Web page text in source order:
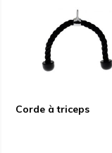
Corde à triceps